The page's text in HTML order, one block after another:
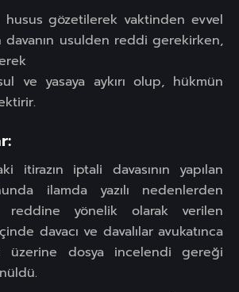
husus gözetilerek vaktinden evvel
davanın usulden reddi gerekirken,
ve yasaya aykırı olup, hükmün
itirazın iptali davasının yapılan
ilamda yazılı nedenlerden
reddine yönelik olarak verilen
davacı ve davalılar avukatınca
üzerine dosya incelendi gereği